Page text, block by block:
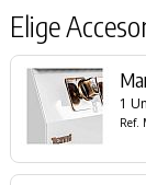
Elige
1
Ref.